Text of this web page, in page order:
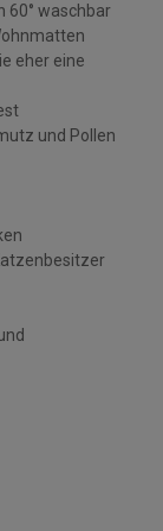
60° waschbar
eher eine
und Pollen